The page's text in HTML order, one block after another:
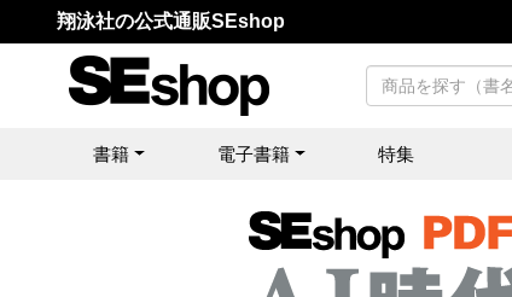
翔泳社の公式通販SEshop
書籍 電子書籍 特集